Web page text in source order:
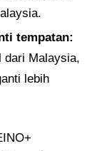
tempatan:
dari Malaysia,
lebih